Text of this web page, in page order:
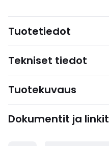
Tuotetiedot
Tekniset tiedot
Tuotekuvaus
Dokumentit ja linkit